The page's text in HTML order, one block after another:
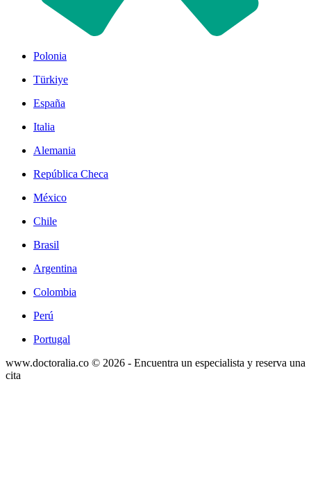
Polonia
Türkiye
España
Italia
Alemania
República Checa
México
Chile
Brasil
Argentina
Colombia
Perú
Portugal
www.doctoralia.co © 2026 - Encuentra un especialista y reserva una
cita